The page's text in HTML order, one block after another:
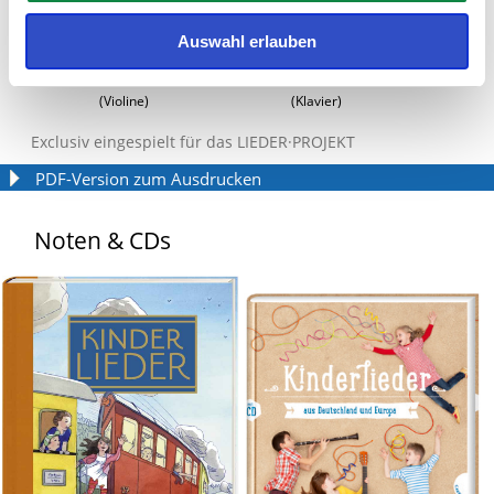
Auswahl erlauben
(Violine) (Klavier)
Exclusiv eingespielt für das LIEDER·PROJEKT
PDF-Version zum Ausdrucken
Noten & CDs